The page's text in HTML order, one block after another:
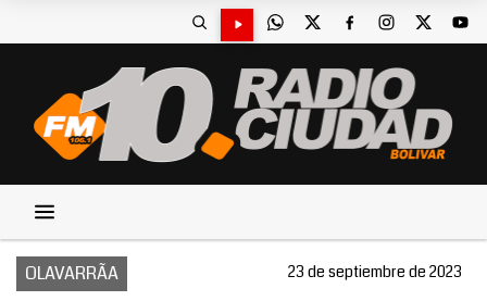
OLAVARRÃA 23 de septiembre de 2023